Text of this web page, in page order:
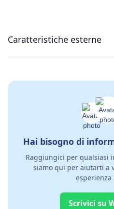
Caratteristiche esterne
Larghezza 5.20 mt
Cucina attrezzata con tutto
Aria condizionata in tutti gli
Tender con pilotina
Hai bisogno di
Raggiungici per qualsiasi
siamo qui per aiutarti a
esperienza
Scrivici su